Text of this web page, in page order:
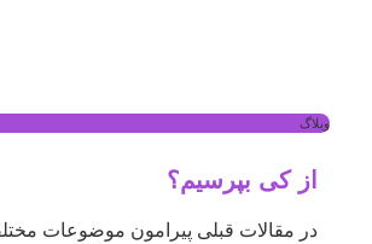
وبلاگ
از کی بپرسیم؟
در مقالات قبلی پیرامون موضوعات